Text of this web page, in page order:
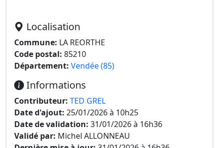
Localisation
Commune: LA REORTHE
Code postal: 85210
Département: Vendée (85)
Informations
Contributeur: TED GREL
Date d'ajout: 25/01/2026 à 10h25
Date de validation: 31/01/2026 à 16h36
Validé par: Michel ALLONNEAU